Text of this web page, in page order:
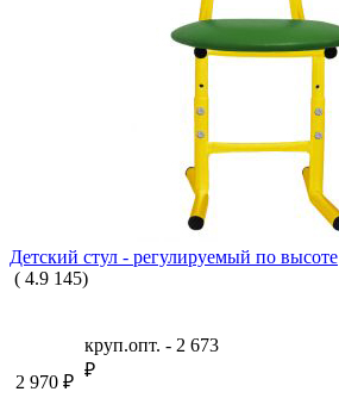
Детский стул - регулируемый по высоте
( 4.9 145)
2 970 ₽
круп.опт. - 2 673
₽